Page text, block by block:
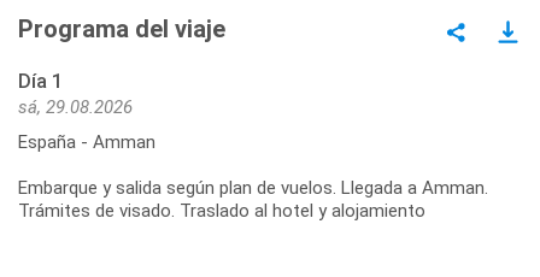
Programa del viaje
Día 1
sá, 29.08.2026
España - Amman
Embarque y salida según plan de vuelos. Llegada a Amman.
Trámites de visado. Traslado al hotel y alojamiento